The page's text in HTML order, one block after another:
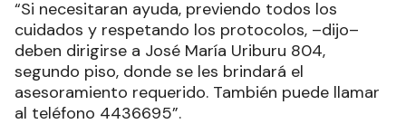
“Si necesitaran ayuda, previendo todos los
cuidados y respetando los protocolos, –dijo–
deben dirigirse a José María Uriburu 804,
segundo piso, donde se les brindará el
asesoramiento requerido. También puede llamar
al teléfono 4436695”.